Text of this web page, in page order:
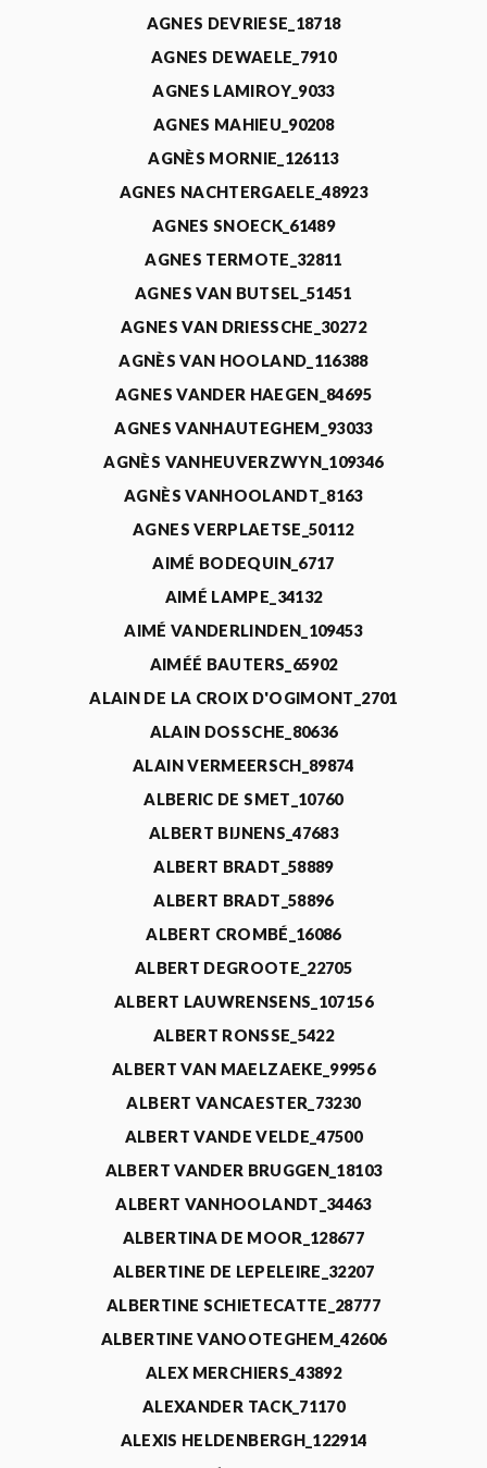
AGNES DEVRIESE_18718
AGNES DEWAELE_7910
AGNES LAMIROY_9033
AGNES MAHIEU_90208
AGNÈS MORNIE_126113
AGNES NACHTERGAELE_48923
AGNES SNOECK_61489
AGNES TERMOTE_32811
AGNES VAN BUTSEL_51451
AGNES VAN DRIESSCHE_30272
AGNÈS VAN HOOLAND_116388
AGNES VANDER HAEGEN_84695
AGNES VANHAUTEGHEM_93033
AGNÈS VANHEUVERZWYN_109346
AGNÈS VANHOOLANDT_8163
AGNES VERPLAETSE_50112
AIMÉ BODEQUIN_6717
AIMÉ LAMPE_34132
AIMÉ VANDERLINDEN_109453
AIMÉÉ BAUTERS_65902
ALAIN DE LA CROIX D'OGIMONT_2701
ALAIN DOSSCHE_80636
ALAIN VERMEERSCH_89874
ALBERIC DE SMET_10760
ALBERT BIJNENS_47683
ALBERT BRADT_58889
ALBERT BRADT_58896
ALBERT CROMBÉ_16086
ALBERT DEGROOTE_22705
ALBERT LAUWRENSENS_107156
ALBERT RONSSE_5422
ALBERT VAN MAELZAEKE_99956
ALBERT VANCAESTER_73230
ALBERT VANDE VELDE_47500
ALBERT VANDER BRUGGEN_18103
ALBERT VANHOOLANDT_34463
ALBERTINA DE MOOR_128677
ALBERTINE DE LEPELEIRE_32207
ALBERTINE SCHIETECATTE_28777
ALBERTINE VANOOTEGHEM_42606
ALEX MERCHIERS_43892
ALEXANDER TACK_71170
ALEXIS HELDENBERGH_122914